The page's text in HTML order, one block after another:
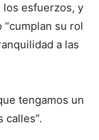
esfuerzos, y
su rol
a las
tengamos un
calles”.